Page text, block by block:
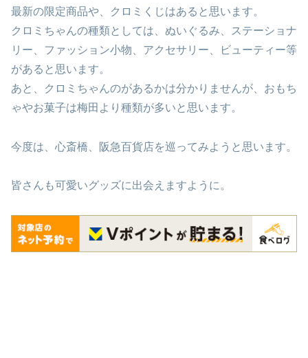
最新の限定商品や、クロミくじはあると思います。
クロミちゃんの種類としては、ぬいぐるみ、ステーショナ
リー、ファッション小物、アクセサリー、ビューティー等
があると思います。
あと、クロミちゃんのがあるかは分かりませんが、おもち
ゃやお菓子は梅田より種類が多いと思います。
今度は、心斎橋、阪急百貨店を巡ってみようと思います。
皆さんも可愛いグッズに出会えますように。